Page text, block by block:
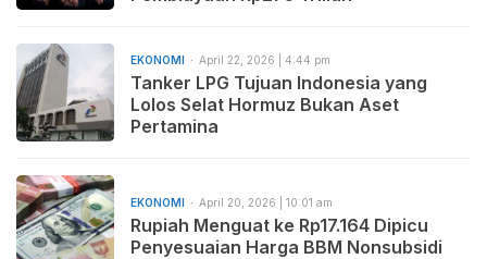
EKONOMI April 22, 2026 | 4:44 pm
Tanker LPG Tujuan Indonesia yang
Lolos Selat Hormuz Bukan Aset
Pertamina
EKONOMI April 20, 2026 | 10:01 am
Rupiah Menguat ke Rp17.164 Dipicu
Penyesuaian Harga BBM Nonsubsidi